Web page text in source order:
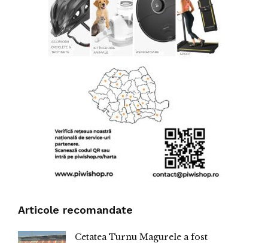
Articole recomandate
Cetatea Turnu Magurele a fost